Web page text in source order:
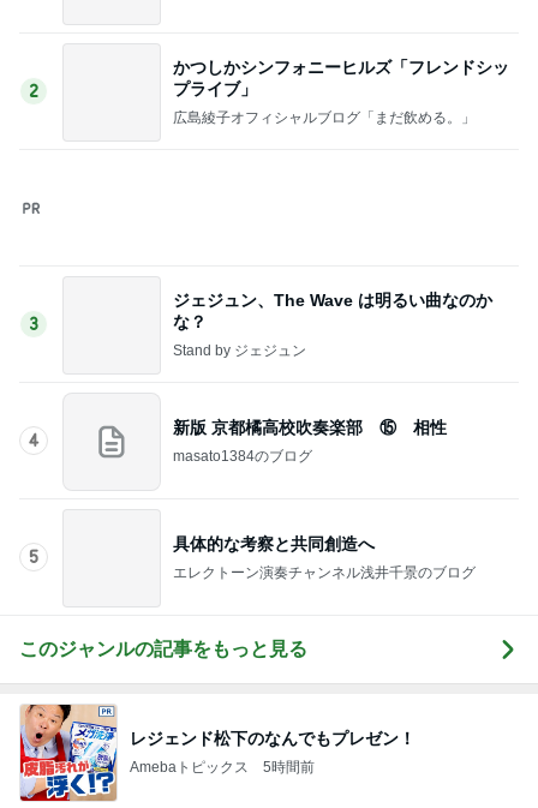
2
かつしかシンフォニーヒルズ「フレンドシッ
プライブ」
広島綾子オフィシャルブログ「まだ飲める。」
3
ジェジュン、The Wave は明るい曲なのか
な？
Stand by ジェジュン
4
新版 京都橘高校吹奏楽部 ⑮ 相性
masato1384のブログ
5
具体的な考察と共同創造へ
エレクトーン演奏チャンネル浅井千景のブログ
このジャンルの記事をもっと見る
レジェンド松下のなんでもプレゼン！
Amebaトピックス 5時間前